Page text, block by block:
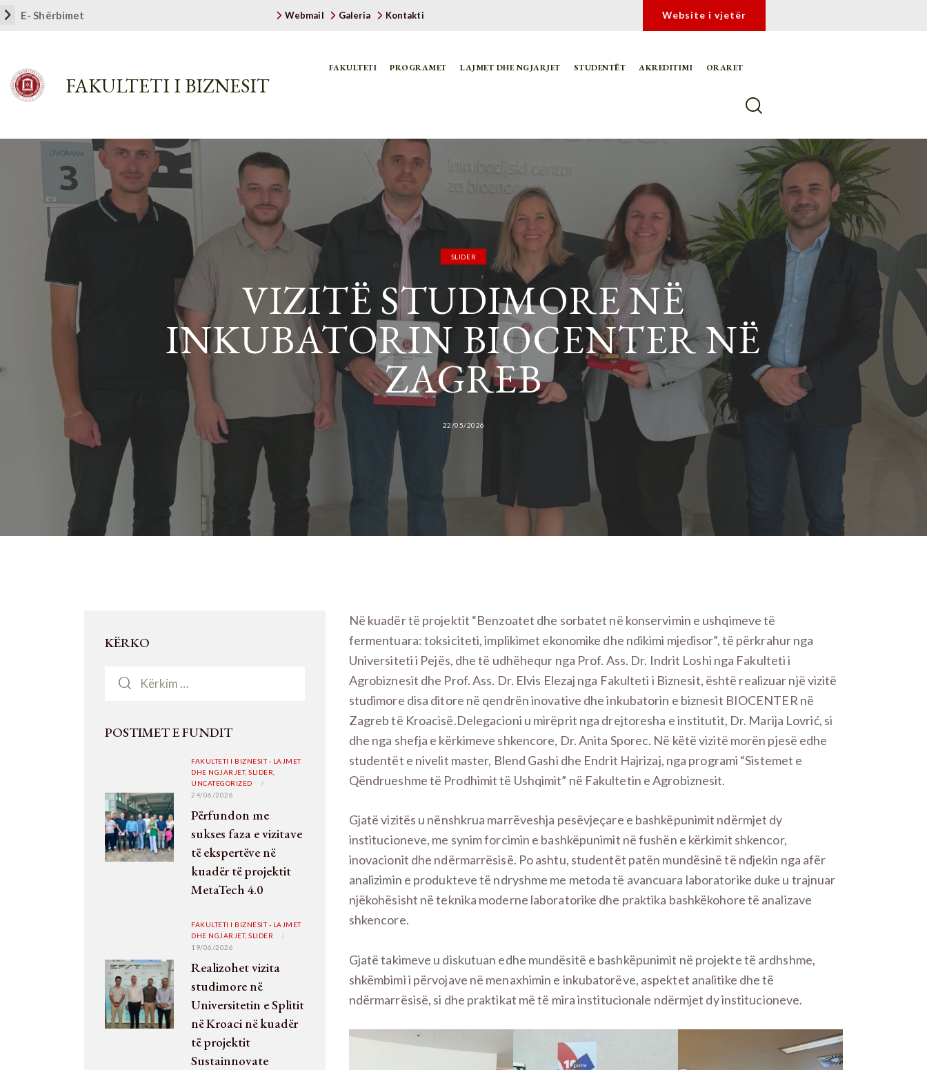
E- Shërbimet Webmail Galeria Kontakti Website i vjetër
FAKULTETI I BIZNESIT
FAKULTETI PROGRAMET LAJMET DHE NGJARJET STUDENTËT AKREDITIMI ORARET
SLIDER
VIZITË STUDIMORE NË
INKUBATORIN BIOCENTER NË
ZAGREB
22/05/2026
Në kuadër të projektit “Benzoatet dhe sorbatet në konservimin e ushqimeve të
fermentuara: toksiciteti, implikimet ekonomike dhe ndikimi mjedisor”, të përkrahur nga
Universiteti i Pejës, dhe të udhëhequr nga Prof. Ass. Dr. Indrit Loshi nga Fakulteti i
Agrobiznesit dhe Prof. Ass. Dr. Elvis Elezaj nga Fakulteti i Biznesit, është realizuar një vizitë
studimore disa ditore në qendrën inovative dhe inkubatorin e biznesit BIOCENTER në
Zagreb të Kroacisë.Delegacioni u mirëprit nga drejtoresha e institutit, Dr. Marija Lovrić, si
dhe nga shefja e kërkimeve shkencore, Dr. Anita Sporec. Në këtë vizitë morën pjesë edhe
studentët e nivelit master, Blend Gashi dhe Endrit Hajrizaj, nga programi “Sistemet e
Qëndrueshme të Prodhimit të Ushqimit” në Fakultetin e Agrobiznesit.
Gjatë vizitës u nënshkrua marrëveshja pesëvjeçare e bashkëpunimit ndërmjet dy
institucioneve, me synim forcimin e bashkëpunimit në fushën e kërkimit shkencor,
inovacionit dhe ndërmarrësisë. Po ashtu, studentët patën mundësinë të ndjekin nga afër
analizimin e produkteve të ndryshme me metoda të avancuara laboratorike duke u trajnuar
njëkohësisht në teknika moderne laboratorike dhe praktika bashkëkohore të analizave
shkencore.
Gjatë takimeve u diskutuan edhe mundësitë e bashkëpunimit në projekte të ardhshme,
shkëmbimi i përvojave në menaxhimin e inkubatorëve, aspektet analitike dhe të
ndërmarrësisë, si dhe praktikat më të mira institucionale ndërmjet dy institucioneve.
KËRKO
POSTIMET E FUNDIT
FAKULTETI I BIZNESIT - LAJMET
DHE NGJARJET, SLIDER,
UNCATEGORIZED
24/06/2026
Përfundon me
sukses faza e vizitave
të ekspertëve në
kuadër të projektit
MetaTech 4.0
FAKULTETI I BIZNESIT - LAJMET
DHE NGJARJET, SLIDER
19/06/2026
Realizohet vizita
studimore në
Universitetin e Splitit
në Kroaci në kuadër
të projektit
Sustainnovate